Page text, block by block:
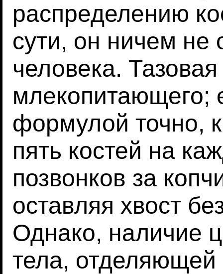
распределению
сути, он ничем не
человека. Тазовая
млекопитающего;
формулой точно,
пять костей на
позвонков за
оставляя хвост
Однако, наличие
тела, отделяющей